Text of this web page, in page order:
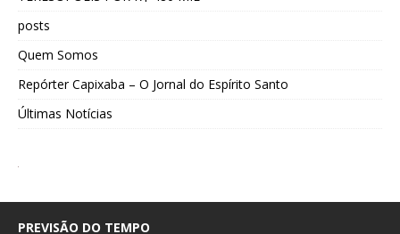
posts
Quem Somos
Repórter Capixaba – O Jornal do Espírito Santo
Últimas Notícias
PREVISÃO DO TEMPO